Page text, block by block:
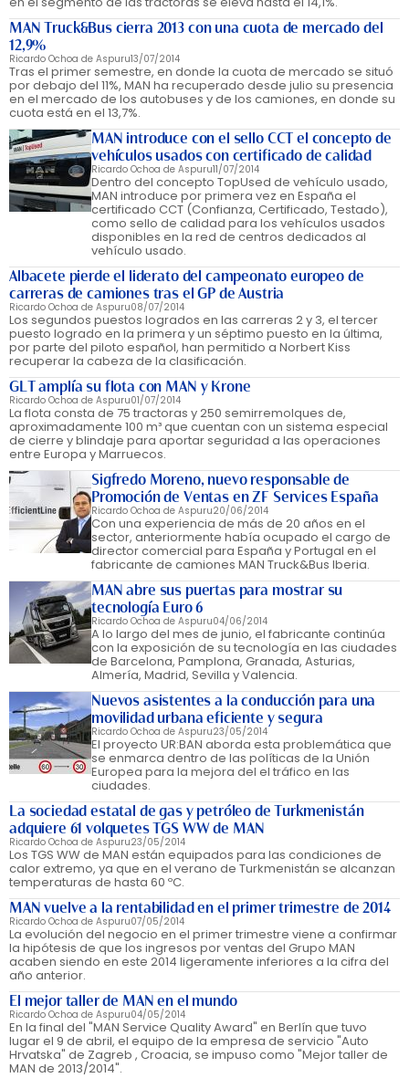
MAN Truck&Bus cierra 2013 con una cuota de mercado del
12,9%
Ricardo Ochoa de Aspuru13/07/2014
Tras el primer semestre, en donde la cuota de mercado se situó
por debajo del 11%, MAN ha recuperado desde julio su presencia
en el mercado de los autobuses y de los camiones, en donde su
cuota está en el 13,7%.
MAN introduce con el sello CCT el concepto de
vehículos usados con certificado de calidad
Ricardo Ochoa de Aspuru11/07/2014
Dentro del concepto TopUsed de vehículo usado,
MAN introduce por primera vez en España el
certificado CCT (Confianza, Certificado, Testado),
como sello de calidad para los vehículos usados
disponibles en la red de centros dedicados al
vehículo usado.
Albacete pierde el liderato del campeonato europeo de
carreras de camiones tras el GP de Austria
Ricardo Ochoa de Aspuru08/07/2014
Los segundos puestos logrados en las carreras 2 y 3, el tercer
puesto logrado en la primera y un séptimo puesto en la última,
por parte del piloto español, han permitido a Norbert Kiss
recuperar la cabeza de la clasificación.
GLT amplía su flota con MAN y Krone
Ricardo Ochoa de Aspuru01/07/2014
La flota consta de 75 tractoras y 250 semirremolques de,
aproximadamente 100 m³ que cuentan con un sistema especial
de cierre y blindaje para aportar seguridad a las operaciones
entre Europa y Marruecos.
Sigfredo Moreno, nuevo responsable de
Promoción de Ventas en ZF Services España
Ricardo Ochoa de Aspuru20/06/2014
Con una experiencia de más de 20 años en el
sector, anteriormente había ocupado el cargo de
director comercial para España y Portugal en el
fabricante de camiones MAN Truck&Bus Iberia.
MAN abre sus puertas para mostrar su
tecnología Euro 6
Ricardo Ochoa de Aspuru04/06/2014
A lo largo del mes de junio, el fabricante continúa
con la exposición de su tecnología en las ciudades
de Barcelona, Pamplona, Granada, Asturias,
Almería, Madrid, Sevilla y Valencia.
Nuevos asistentes a la conducción para una
movilidad urbana eficiente y segura
Ricardo Ochoa de Aspuru23/05/2014
El proyecto UR:BAN aborda esta problemática que
se enmarca dentro de las políticas de la Unión
Europea para la mejora del el tráfico en las
ciudades.
La sociedad estatal de gas y petróleo de Turkmenistán
adquiere 61 volquetes TGS WW de MAN
Ricardo Ochoa de Aspuru23/05/2014
Los TGS WW de MAN están equipados para las condiciones de
calor extremo, ya que en el verano de Turkmenistán se alcanzan
temperaturas de hasta 60 ºC.
MAN vuelve a la rentabilidad en el primer trimestre de 2014
Ricardo Ochoa de Aspuru07/05/2014
La evolución del negocio en el primer trimestre viene a confirmar
la hipótesis de que los ingresos por ventas del Grupo MAN
acaben siendo en este 2014 ligeramente inferiores a la cifra del
año anterior.
El mejor taller de MAN en el mundo
Ricardo Ochoa de Aspuru04/05/2014
En la final del "MAN Service Quality Award" en Berlín que tuvo
lugar el 9 de abril, el equipo de la empresa de servicio "Auto
Hrvatska" de Zagreb , Croacia, se impuso como "Mejor taller de
MAN de 2013/2014".